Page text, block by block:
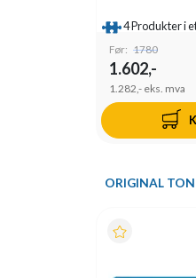
4 Produkter i
Før: 1780
1.602,-
1.282,- eks. mva
ORIGINAL